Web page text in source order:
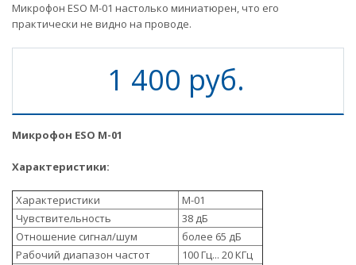
Микрофон ESO M-01 настолько миниатюрен, что его
практически не видно на проводе.
1 400 руб.
Микрофон ESO M-01
Характеристики:
Характеристики
M-01
Чувствительность
38 дБ
Отношение сигнал/шум
более 65 дБ
Рабочий диапазон частот
100 Гц... 20 КГц